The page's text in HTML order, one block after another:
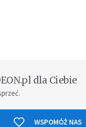
dla Ciebie
WSPOMÓŻ NAS